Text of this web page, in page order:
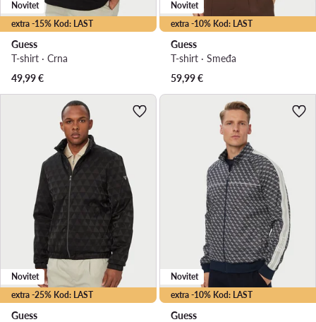
extra -15% Kod: LAST
Novitet
Guess
T-shirt · Crna
49,99€
extra -10% Kod: LAST
Novitet
Guess
T-shirt · Smeđa
59,99€
extra -25% Kod: LAST
Novitet
Guess
extra -10% Kod: LAST
Novitet
Guess